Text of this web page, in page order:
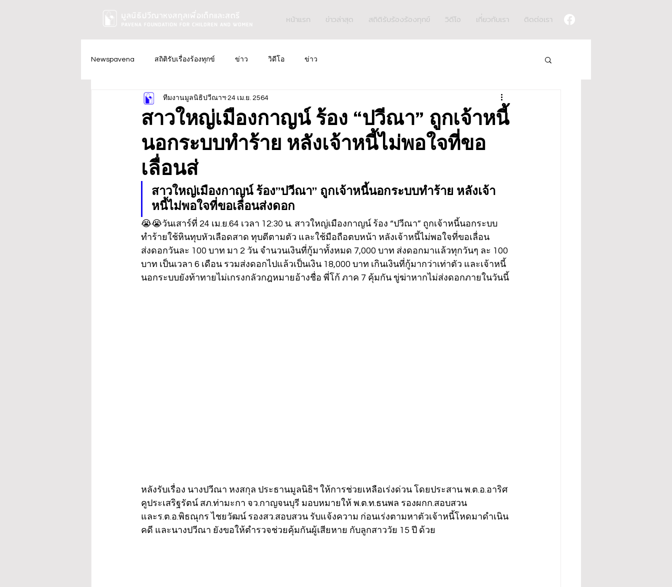
หน้าแรก ข่าวล่าสุด สถิติรับร้องร้องทุกข์ วิดีโอ เกี่ยวกับเรา ติดต่อเรา
Newspavena สถิติรับเรื่องร้องทุกข์ ข่าว วิดีโอ ข่าว
สาวใหญ่เมืองกาญน์ ร้อง “ปวีณา” ถูกเจ้าหนี้
นอกระบบทำร้าย หลังเจ้าหนี้ไม่พอใจที่ขอ
เลื่อนส่
ทีมงานมูลนิธิปวีณาฯ 24 เม.ย. 2564
สาวใหญ่เมืองกาญน์ ร้อง”ปวีณา” ถูกเจ้าหนี้นอกระบบทำร้าย หลังเจ้า
หนี้ไม่พอใจที่ขอเลื่อนส่งดอก
😭😭วันเสาร์ที่ 24 เม.ย.64 เวลา 12:30 น. สาวใหญ่เมืองกาญน์ ร้อง “ปวีณา” ถูกเจ้าหนี้นอกระบบ
ทำร้ายใช้หินทุบหัวเลือดสาด ทุบตีตามตัว และใช้มือถือตบหน้า หลังเจ้าหนี้ไม่พอใจที่ขอเลื่อน
ส่งดอกวันละ 100 บาท มา 2 วัน จำนวนเงินที่กู้มาทั้งหมด 7,000 บาท ส่งดอกมาแล้วทุกวันๆ ละ 100
บาท เป็นเวลา 6 เดือน รวมส่งดอกไปแล้วเป็นเงิน 18,000 บาท เกินเงินที่กู้มากว่าเท่าตัว และเจ้าหนี้
นอกระบบยังท้าทายไม่เกรงกลัวกฎหมายอ้างชื่อ พี่โก้ ภาค 7 คุ้มกัน ขู่ฆ่าหากไม่ส่งดอกภายในวันนี้
หลังรับเรื่อง นางปวีณา หงสกุล ประธานมูลนิธิฯ ให้การช่วยเหลือเร่งด่วน โดยประสาน พ.ต.อ.อาริศ
คูประเสริฐรัตน์ สภ.ท่ามะกา จว.กาญจนบุรี มอบหมายให้ พ.ต.ท.ธนพล รองผกก.สอบสวน
และร.ต.อ.พิธณุกร ไชยวัฒน์ รองสว.สอบสวน รับแจ้งความ ก่อนเร่งตามหาตัวเจ้าหนี้โหดมาดำเนิน
คดี และนางปวีณา ยังขอให้ตำรวจช่วยคุ้มกันผู้เสียหาย กับลูกสาววัย 15 ปี ด้วย